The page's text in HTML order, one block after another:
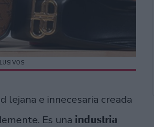
lejana e innecesaria creada
Es una industria